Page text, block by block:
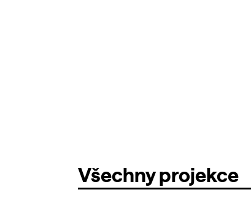
Všechny projekce